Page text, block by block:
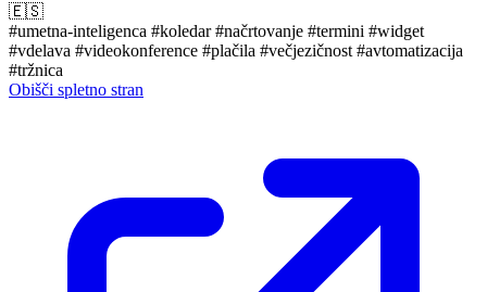
🇪🇸
#umetna-inteligenca #koledar#načrtovanje #termini #widget
#vdelava #videokonference #plačila #večjezičnost #avtomatizacija
#tržnica
Obišči spletno stran